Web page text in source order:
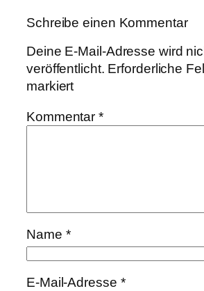
Schreibe einen Kommentar
Deine E-Mail-Adresse wird
veröffentlicht. Erforderliche
markiert
Kommentar*
Name *
E-Mail-Adresse *